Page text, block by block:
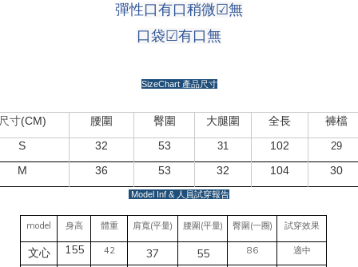
彈性口有口稍微☑無
口袋☑有口無
SizeChart 產品尺寸
寸(CM) 腰圍 臀圍 大腿圍 全長 褲檔
S 32 53 31 102 29
M 36 53 32 104 30
Model Inf & 人員試穿報告
model 身高 體重 肩寬(平量) 腰圍(平量) 臀圍(一圈) 試穿效果
文心 155 42 37 55 86 適中